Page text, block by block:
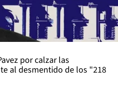
por calzar las
al desmentido de los "218